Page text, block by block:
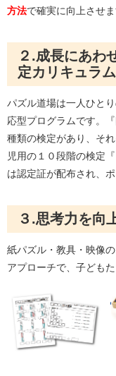
方法で確実に向上させま
２.成長にあわ
定カリキュラム
パズル道場は一人ひと
応型プログラムです。
種類の検定があり、そ
児用の１０段階の検定
は認定証が配布され、
３.思考力を向
紙パズル・教具・映像
アプローチで、子ども